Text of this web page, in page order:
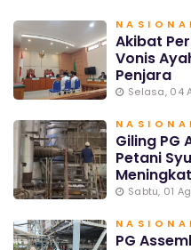
Akibat
Vonis
Penjara
Selasa, 04
Giling PG
Petani
Meningkat
Sabtu, 01
PG